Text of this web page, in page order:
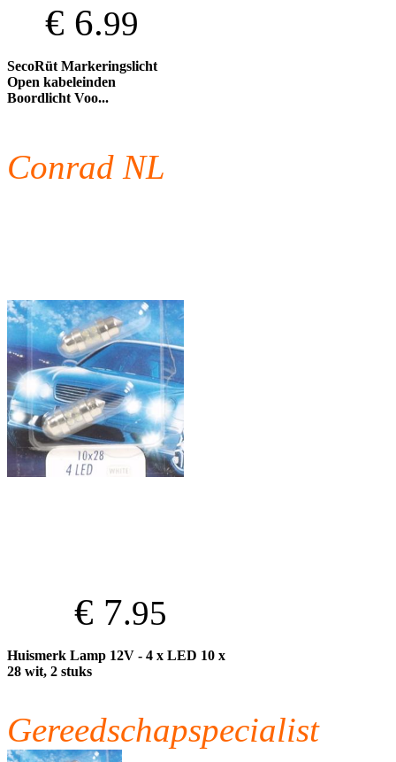
€ 6.99
SecoRüt Markeringslicht
Open kabeleinden
Boordlicht Voo...
Conrad NL
€ 7.95
Huismerk Lamp 12V - 4 x LED 10 x
28 wit, 2 stuks
Gereedschapspecialist